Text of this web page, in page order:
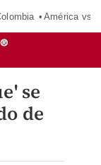
América vs
se
de